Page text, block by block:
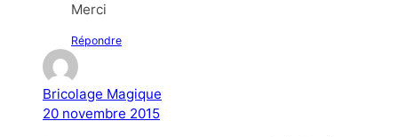
Merci
Répondre
Bricolage Magique
20 novembre 2015